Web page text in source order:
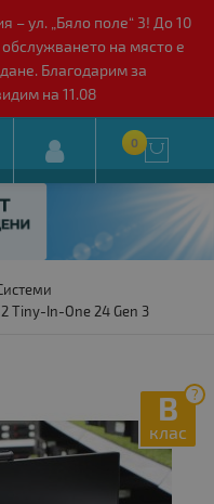
– ул. „Бяло поле“ 3! До 10
на място е
Благодарим за
на 11.08
0 
Tiny-In-One 24 Gen 3
?
B
клас